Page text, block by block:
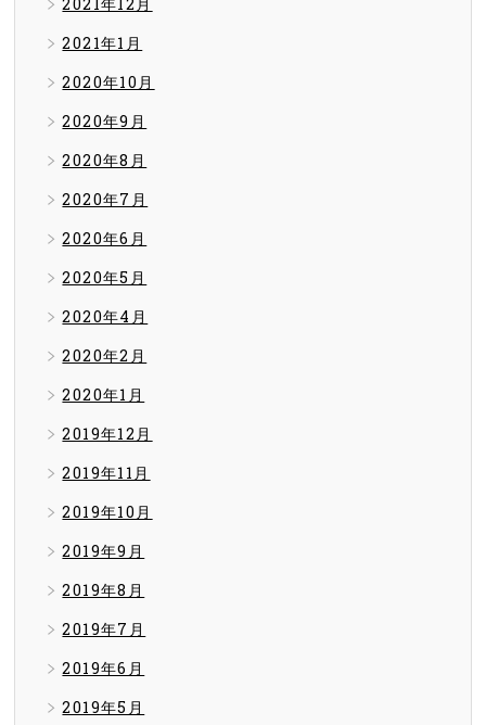
2021年1月
2020年10月
2020年9月
2020年8月
2020年7月
2020年6月
2020年5月
2020年4月
2020年2月
2020年1月
2019年12月
2019年11月
2019年10月
2019年9月
2019年8月
2019年7月
2019年6月
2019年5月